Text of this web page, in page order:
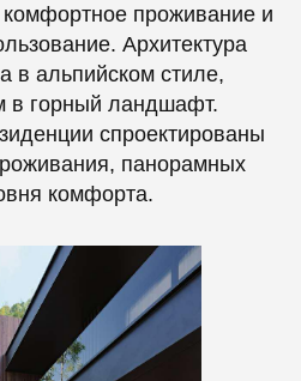
проживание и
Архитектура
в альпийском стиле,
в горный ландшафт.
спроектированы
панорамных
комфорта.